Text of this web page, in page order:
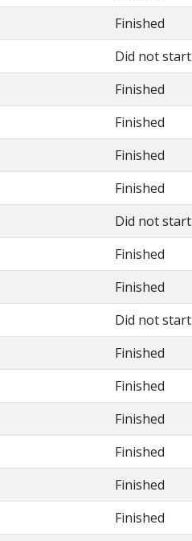
Finished
Did not start
Finished
Finished
Finished
Finished
Did not start
Finished
Finished
Did not start
Finished
Finished
Finished
Finished
Finished
Finished